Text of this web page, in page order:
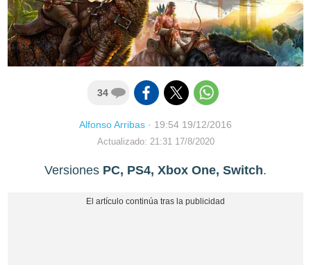
34
Alfonso Arribas · 19:54 19/12/2016
Actualizado: 21:31 17/8/2020
Versiones PC, PS4, Xbox One, Switch.